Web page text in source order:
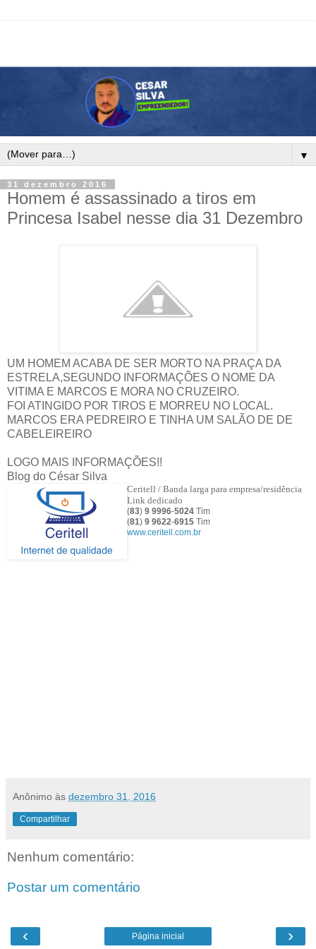
▼
31 dezembro 2016
Homem é assassinado a tiros em
Princesa Isabel nesse dia 31 Dezembro
UM HOMEM ACABA DE SER MORTO NA PRAÇA DA
ESTRELA,SEGUNDO INFORMAÇÕES O NOME DA
VITIMA E MARCOS E MORA NO CRUZEIRO.
FOI ATINGIDO POR TIROS E MORREU NO LOCAL.
MARCOS ERA PEDREIRO E TINHA UM SALÃO DE DE
CABELEIREIRO
LOGO MAIS INFORMAÇÕES!!
Blog do César Silva
Ceritell / Banda larga para empresa/residência
Link dedicado
(83) 9 9996-5024 Tim
(81) 9 9622-6915 Tim
www.ceritell.com.br
Anônimo às dezembro 31, 2016
Compartilhar
Nenhum comentário:
Postar um comentário
‹ ›
Página inicial